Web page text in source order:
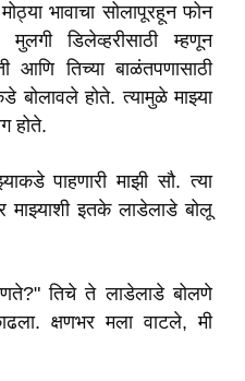
भावाचा सोलापूरहून फोन
मुलगी डिलेव्हरीसाठी म्हणून
आणि तिच्या बाळंतपणासाठी
बोलावले होते. त्यामुळे माझ्या
होते.
पाहणारी माझी सौ. त्या
माझ्याशी इतके लाडेलाडे बोलू
तिचे ते लाडेलाडे बोलणे
क्षणभर मला वाटले, मी